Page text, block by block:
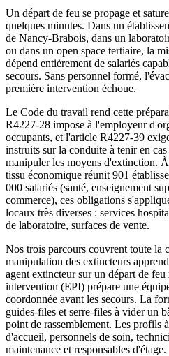
Un départ de feu se propage et
quelques minutes. Dans un
de Nancy-Brabois, dans un
ou dans un open space tertiaire, la
dépend entièrement de salariés
secours. Sans personnel formé,
première intervention échoue.
Le Code du travail rend cette
R4227-28 impose à l'employeur
occupants, et l'article R4227-39
instruits sur la conduite à tenir en
manipuler les moyens d'extinction.
tissu économique réunit 901
000 salariés (santé, enseignement
commerce), ces obligations
locaux très diverses : services
de laboratoire, surfaces de vente.
Nos trois parcours couvrent toute la
manipulation des extincteurs
agent extincteur sur un départ de
intervention (EPI) prépare une
coordonnée avant les secours. La
guides-files et serre-files à vider un
point de rassemblement. Les profils
d'accueil, personnels de soin,
maintenance et responsables d'étage.